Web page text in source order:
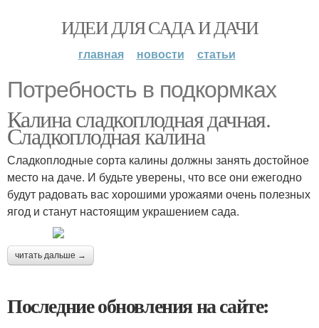
ИДЕИ ДЛЯ САДА И ДАЧИ
главная новости статьи
Потребность в подкормках
Калина сладкоплодная дачная.
Сладкоплодная калина
Сладкоплодные сорта калины должны занять достойное
место на даче. И будьте уверены, что все они ежегодно
будут радовать вас хорошими урожаями очень полезных
ягод и станут настоящим украшением сада.
читать дальше →
Последние обновления на сайте: